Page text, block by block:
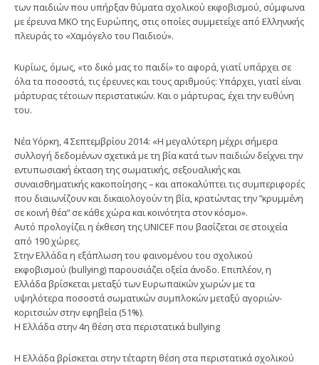
των παιδιών που υπήρξαν θύματα σχολικού εκφοβισμού, σύμφωνα
με έρευνα ΜΚΟ της Ευρώπης, στις οποίες συμμετείχε από Ελληνικής
πλευράς το «Χαμόγελο του Παιδιού».
Κυρίως, όμως, «το δικό μας το παιδί» το αφορά, γιατί υπάρχει σε
όλα τα ποσοστά, τις έρευνες και τους αριθμούς: Υπάρχει, γιατί είναι
μάρτυρας τέτοιων περιστατικών. Και ο μάρτυρας, έχει την ευθύνη
του.
Νέα Υόρκη, 4 Σεπτεμβρίου 2014: «Η μεγαλύτερη μέχρι σήμερα
συλλογή δεδομένων σχετικά με τη βία κατά των παιδιών δείχνει την
εντυπωσιακή έκταση της σωματικής, σεξουαλικής και
συναισθηματικής κακοποίησης – και αποκαλύπτει τις συμπεριφορές
που διαιωνίζουν και δικαιολογούν τη βία, κρατώντας την ”κρυμμένη
σε κοινή θέα” σε κάθε χώρα και κοινότητα στον κόσμο».
Αυτό προλογίζει η έκθεση της UNICEF που βασίζεται σε στοιχεία
από 190 χώρες.
Στην Ελλάδα η εξάπλωση του φαινομένου του σχολικού
εκφοβισμού (bullying) παρουσιάζει οξεία άνοδο. Επιπλέον, η
Ελλάδα βρίσκεται μεταξύ των Ευρωπαϊκών χωρών με τα
υψηλότερα ποσοστά σωματικών συμπλοκών μεταξύ αγοριών-
κοριτσιών στην εφηβεία (51%).
Η Ελλάδα στην 4η θέση στα περιστατικά bullying
Η Ελλάδα βρίσκεται στην τέταρτη θέση στα περιστατικά σχολικού